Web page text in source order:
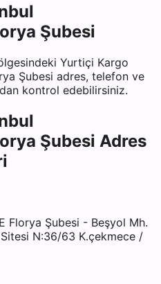
Şubesi
Yurtiçi Kargo
Şubesi adres, telefon ve
kontrol edebilirsiniz.
Şubesi Adres
Florya Şubesi - Beşyol Mh.
N:36/63 K.çekmece /